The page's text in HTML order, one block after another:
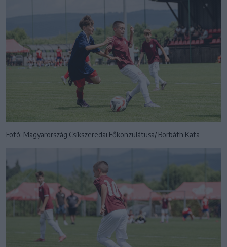
Fotó: Magyarország Csíkszeredai Főkonzulátusa/ Borbáth Kata